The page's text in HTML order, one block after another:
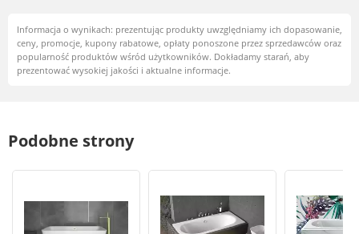
Informacja o wynikach: prezentując produkty uwzględniamy ich dopasowanie,
ceny, promocje, kupony rabatowe, opłaty ponoszone przez sprzedawców oraz
popularność produktów wśród użytkowników. Dokładamy starań, aby
prezentować wysokiej jakości i aktualne informacje.
Podobne strony